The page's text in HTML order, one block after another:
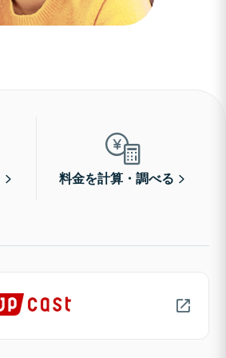
料金を計算・調べる